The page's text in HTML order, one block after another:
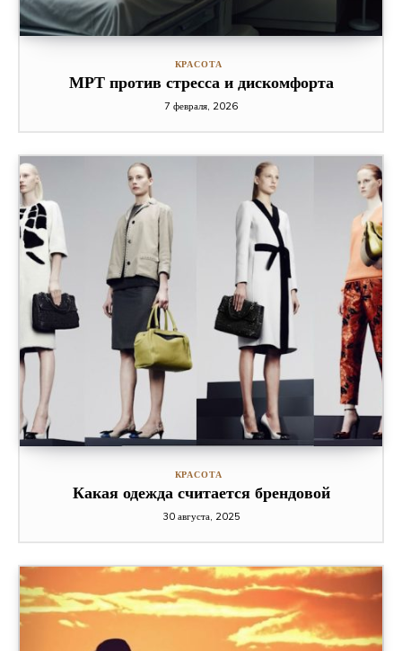
КРАСОТА
МРТ против стресса и дискомфорта
7 февраля, 2026
КРАСОТА
Какая одежда считается брендовой
30 августа, 2025